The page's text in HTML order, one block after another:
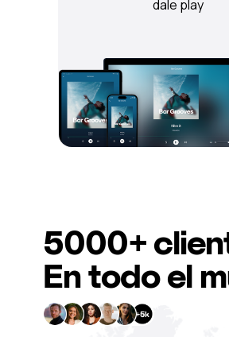
dale play
5000+ c
En todo el